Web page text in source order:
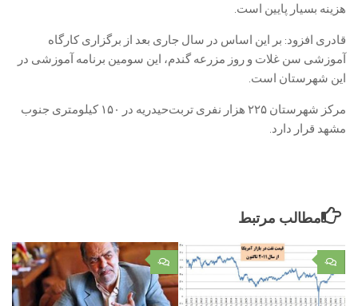
هزینه بسیار پایین است.
قادری افزود: بر این اساس در سال جاری بعد از برگزاری کارگاه
آموزشی سن غلات و روز مزرعه گندم، این سومین برنامه آموزشی در
این شهرستان است.
مرکز شهرستان ۲۲۵ هزار نفری تربت‌حیدریه در ۱۵۰ کیلومتری جنوب
مشهد قرار دارد.
مطالب مرتبط
۰ ۰